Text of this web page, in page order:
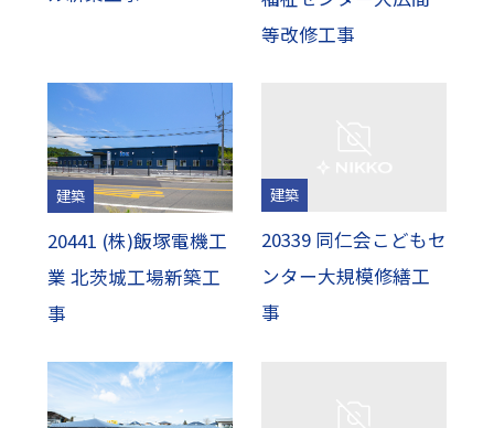
等改修工事
建築
20441 (株)飯塚電機工
業 北茨城工場新築工
事
建築
20339 同仁会こどもセ
ンター大規模修繕工
事